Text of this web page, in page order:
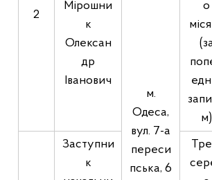
м.
Одеса,
вул. 7-а
переси
пська, 6
2
Мірошни
к
Олексан
др
Іванович
о
м)
Заступни
к